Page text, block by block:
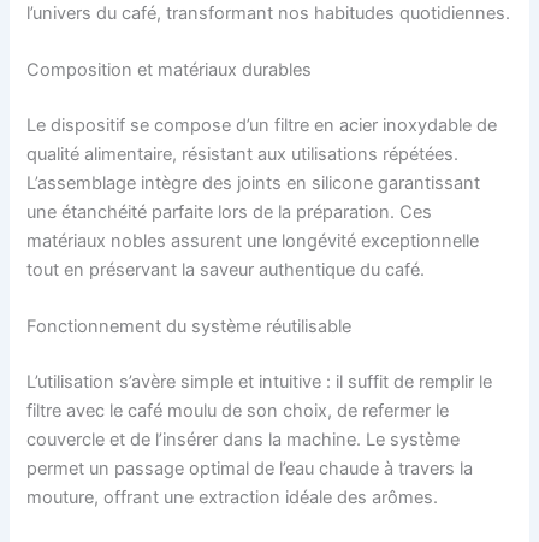
l’univers du café, transformant nos habitudes quotidiennes.
Composition et matériaux durables
Le dispositif se compose d’un filtre en acier inoxydable de
qualité alimentaire, résistant aux utilisations répétées.
L’assemblage intègre des joints en silicone garantissant
une étanchéité parfaite lors de la préparation. Ces
matériaux nobles assurent une longévité exceptionnelle
tout en préservant la saveur authentique du café.
Fonctionnement du système réutilisable
L’utilisation s’avère simple et intuitive : il suffit de remplir le
filtre avec le café moulu de son choix, de refermer le
couvercle et de l’insérer dans la machine. Le système
permet un passage optimal de l’eau chaude à travers la
mouture, offrant une extraction idéale des arômes.